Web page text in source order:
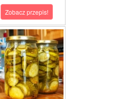
Zobacz przepis!